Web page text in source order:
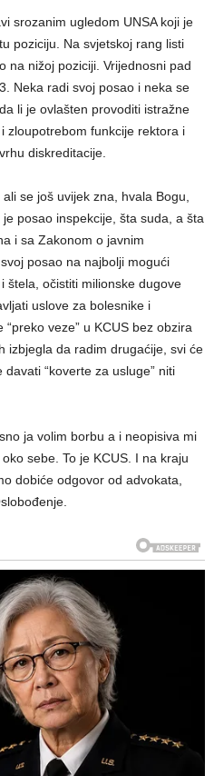
srozanim ugledom UNSA koji je
poziciju. Na svjetskoj rang listi
na nižoj poziciji. Vrijednosni pad
Neka radi svoj posao i neka se
li je ovlašten provoditi istražne
zloupotrebom funkcije rektora i
diskreditacije.
se još uvijek zna, hvala Bogu,
posao inspekcije, šta suda, a šta
i sa Zakonom o javnim
posao na najbolji mogući
štela, očistiti milionske dugove
uslove za bolesnike i
veze” u KCUS bez obzira
izbjegla da radim drugaćije, svi će
“koverte za usluge” niti
ja volim borbu a i neopisiva mi
sebe. To je KCUS. I na kraju
dobiće odgovor od advokata,